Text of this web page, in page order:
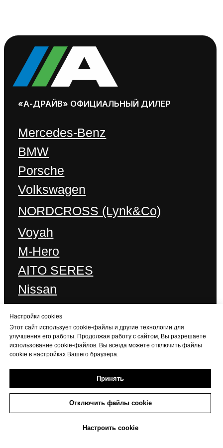
+7 (473) 233-06-06
Настройки cookies
Этот сайт использует cookie-файлы и другие технологии для
улучшения его работы. Продолжая работу с сайтом, Вы разрешаете
использование cookie-файлов. Вы всегда можете отключить файлы
cookie в настройках Вашего браузера.
Принять
Отключить файлы cookie
Настроить cookie